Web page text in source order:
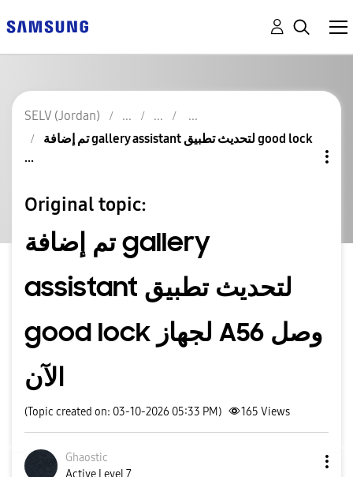
SELV (Jordan)
تم إضافة gallery assistant لتحديث تطبيق good lock
...
Original topic:
تم إضافة gallery
assistant لتحديث تطبيق
good lock لجهاز A56 وصل
الآن
(Topic created on: 03-10-2026 05:33 PM) 165 Views
Ghaostic
Active Level 7